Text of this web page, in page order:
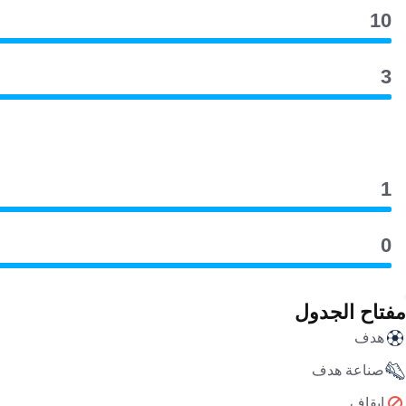
10
3
1
0
مفتاح الجدول
هدف
صناعة هدف
إيقاف